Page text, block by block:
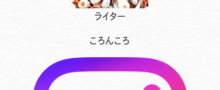
ライター
ころんころ